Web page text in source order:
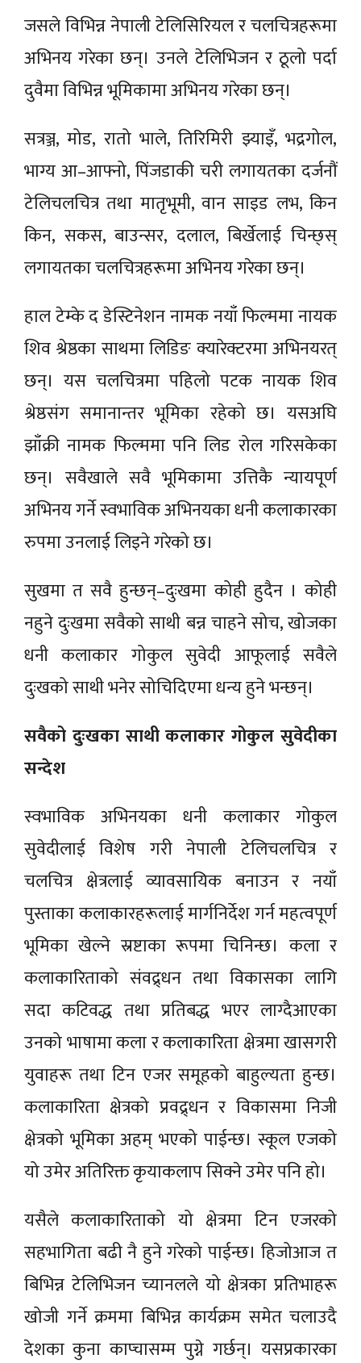
जसले विभिन्न नेपाली टेलिसिरियल र चलचित्रहरूमा
अभिनय गरेका छन्। उनले टेलिभिजन र ठूलो पर्दा
दुवैमा विभिन्न भूमिकामा अभिनय गरेका छन्।
सत्रञ्ज, मोड, रातो भाले, तिरिमिरी झ्याइँ, भद्रगोल,
भाग्य आ–आफ्नो, पिंजडाकी चरी लगायतका दर्जनौं
टेलिचलचित्र तथा मातृभूमी, वान साइड लभ, किन
किन, सकस, बाउन्सर, दलाल, बिर्खेलाई चिन्छ्स्
लगायतका चलचित्रहरूमा अभिनय गरेका छन्।
हाल टेम्के द डेस्टिनेशन नामक नयाँ फिल्ममा नायक
शिव श्रेष्ठका साथमा लिडिङ क्यारेक्टरमा अभिनयरत्
छन्। यस चलचित्रमा पहिलो पटक नायक शिव
श्रेष्ठसंग समानान्तर भूमिका रहेको छ। यसअघि
झाँक्री नामक फिल्ममा पनि लिड रोल गरिसकेका
छन्। सवैखाले सवै भूमिकामा उत्तिकै न्यायपूर्ण
अभिनय गर्ने स्वभाविक अभिनयका धनी कलाकारका
रुपमा उनलाई लिइने गरेको छ।
सुखमा त सवै हुन्छन्–दुःखमा कोही हुदैन । कोही
नहुने दुःखमा सवैको साथी बन्न चाहने सोच, खोजका
धनी कलाकार गोकुल सुवेदी आफूलाई सवैले
दुःखको साथी भनेर सोचिदिएमा धन्य हुने भन्छन्।
सवैको दुःखका साथी कलाकार गोकुल सुवेदीका
सन्देश
स्वभाविक अभिनयका धनी कलाकार गोकुल
सुवेदीलाई विशेष गरी नेपाली टेलिचलचित्र र
चलचित्र क्षेत्रलाई व्यावसायिक बनाउन र नयाँ
पुस्ताका कलाकारहरूलाई मार्गनिर्देश गर्न महत्वपूर्ण
भूमिका खेल्ने स्रष्टाका रूपमा चिनिन्छ। कला र
कलाकारिताको संवद्र्धन तथा विकासका लागि
सदा कटिवद्ध तथा प्रतिबद्ध भएर लाग्दैआएका
उनको भाषामा कला र कलाकारिता क्षेत्रमा खासगरी
युवाहरू तथा टिन एजर समूहको बाहुल्यता हुन्छ।
कलाकारिता क्षेत्रको प्रवद्र्धन र विकासमा निजी
क्षेत्रको भूमिका अहम् भएको पाईन्छ। स्कूल एजको
यो उमेर अतिरिक्त कृयाकलाप सिक्ने उमेर पनि हो।
यसैले कलाकारिताको यो क्षेत्रमा टिन एजरको
सहभागिता बढी नै हुने गरेको पाईन्छ। हिजोआज त
बिभिन्न टेलिभिजन च्यानलले यो क्षेत्रका प्रतिभाहरू
खोजी गर्ने क्रममा बिभिन्न कार्यक्रम समेत चलाउदै
देशका कुना काप्चासम्म पुग्ने गर्छन्। यसप्रकारका